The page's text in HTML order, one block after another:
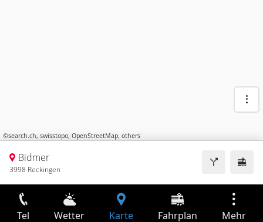
©search.ch, swisstopo, OpenStreetMap, others
Bidmer
3998 Reckingen
Tel Wetter Karte Fahrplan Mehr